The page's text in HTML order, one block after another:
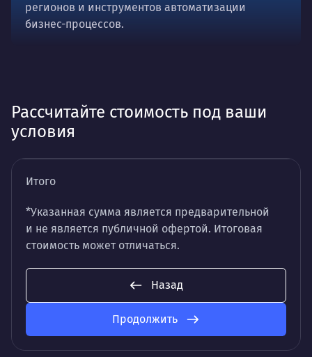
регионов и инструментов автоматизации
бизнес-процессов.
Рассчитайте стоимость под ваши
условия
Итого
*Указанная сумма является предварительной
и не является публичной офертой. Итоговая
стоимость может отличаться.
Назад
Продолжить